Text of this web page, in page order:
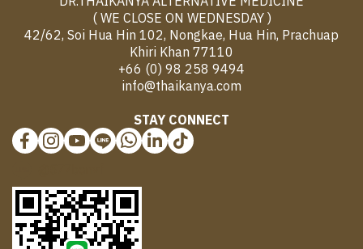
( WE CLOSE ON WEDNESDAY )
42/62, Soi Hua Hin 102, Nongkae, Hua Hin, Prachuap
Khiri Khan 77110
+66 (0) 98 258 9494
info@thaikanya.com
STAY CONNECT